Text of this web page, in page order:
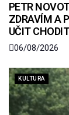
PETR
ZDRAVÍM A
UČIT
06/08/2026
KULTURA